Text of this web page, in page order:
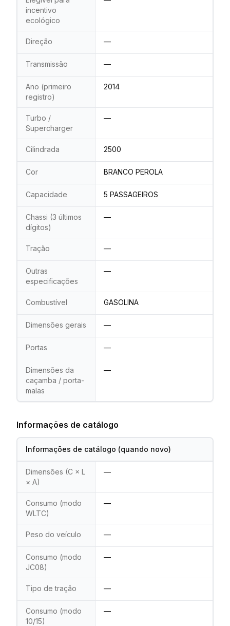
incentivo
ecológico
Direção —
Transmissão —
Ano (primeiro
registro)
2014
Turbo /
Supercharger
—
Cilindrada 2500
Cor BRANCO PEROLA
Capacidade 5 PASSAGEIROS
Chassi (3 últimos
dígitos)
—
Tração —
Outras
especificações
—
Combustível GASOLINA
Dimensões gerais —
Portas —
Dimensões da
caçamba / porta-
malas
—
Informações de catálogo
Informações de catálogo (quando novo)
Dimensões (C × L
× A)
—
Consumo (modo
WLTC)
—
Peso do veículo —
Consumo (modo
JC08)
—
Tipo de tração —
Consumo (modo
10/15)
—